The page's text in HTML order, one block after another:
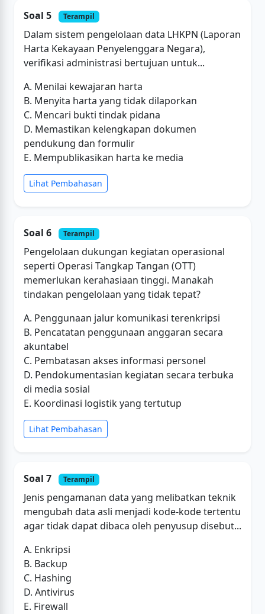
Soal 5 Terampil
Dalam sistem pengelolaan data LHKPN (Laporan
Harta Kekayaan Penyelenggara Negara),
verifikasi administrasi bertujuan untuk...
A. Menilai kewajaran harta
B. Menyita harta yang tidak dilaporkan
C. Mencari bukti tindak pidana
D. Memastikan kelengkapan dokumen
pendukung dan formulir
E. Mempublikasikan harta ke media
Lihat Pembahasan
Soal 6 Terampil
Pengelolaan dukungan kegiatan operasional
seperti Operasi Tangkap Tangan (OTT)
memerlukan kerahasiaan tinggi. Manakah
tindakan pengelolaan yang tidak tepat?
A. Penggunaan jalur komunikasi terenkripsi
B. Pencatatan penggunaan anggaran secara
akuntabel
C. Pembatasan akses informasi personel
D. Pendokumentasian kegiatan secara terbuka
di media sosial
E. Koordinasi logistik yang tertutup
Lihat Pembahasan
Soal 7 Terampil
Jenis pengamanan data yang melibatkan teknik
mengubah data asli menjadi kode-kode tertentu
agar tidak dapat dibaca oleh penyusup disebut...
A. Enkripsi
B. Backup
C. Hashing
D. Antivirus
E. Firewall